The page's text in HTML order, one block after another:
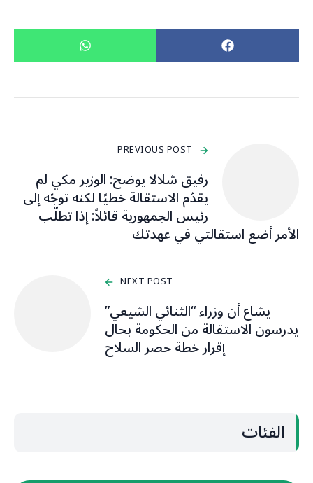
PREVIOUS POST
رفيق شلالا يوضح: الوزير مكي لم
يقدّم الاستقالة خطيًا لكنه توجّه إلى
رئيس الجمهورية قائلاً: إذا تطلّب
الأمر أضع استقالتي في عهدتك
NEXT POST
يشاع أن وزراء “الثنائي الشيعي”
يدرسون الاستقالة من الحكومة بحال
إقرار خطة حصر السلاح
الفئات